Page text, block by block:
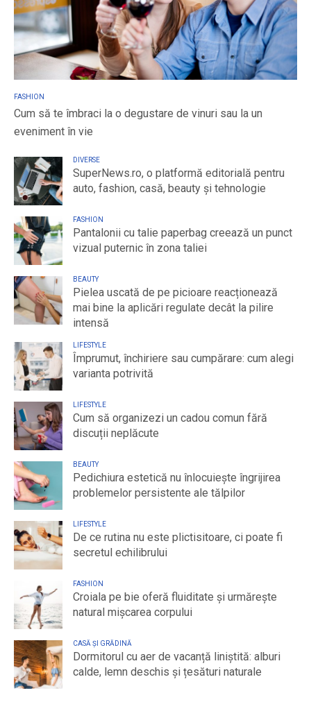
FASHION
Cum să te îmbraci la o degustare de vinuri sau la un
eveniment în vie
DIVERSE
SuperNews.ro, o platformă editorială pentru
auto, fashion, casă, beauty și tehnologie
FASHION
Pantalonii cu talie paperbag creează un punct
vizual puternic în zona taliei
BEAUTY
Pielea uscată de pe picioare reacționează
mai bine la aplicări regulate decât la pilire
intensă
LIFESTYLE
Împrumut, închiriere sau cumpărare: cum alegi
varianta potrivită
LIFESTYLE
Cum să organizezi un cadou comun fără
discuții neplăcute
BEAUTY
Pedichiura estetică nu înlocuiește îngrijirea
problemelor persistente ale tălpilor
LIFESTYLE
De ce rutina nu este plictisitoare, ci poate fi
secretul echilibrului
FASHION
Croiala pe bie oferă fluiditate și urmărește
natural mișcarea corpului
CASĂ ȘI GRĂDINĂ
Dormitorul cu aer de vacanță liniștită: alburi
calde, lemn deschis și țesături naturale